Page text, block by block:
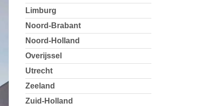
Limburg
Noord-Brabant
Noord-Holland
Overijssel
Utrecht
Zeeland
Zuid-Holland